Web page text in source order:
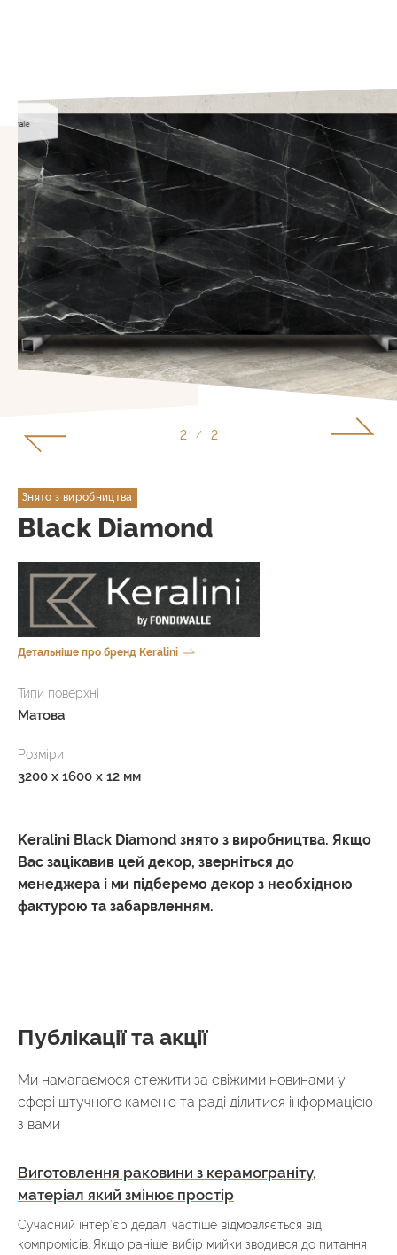
1 / 2
Знято з виробництва
Black Diamond
Детальніше про бренд Keralini
Типи поверхні
Матова
Розміри
3200 x 1600 x 12 мм
Keralini Black Diamond знято з виробництва. Якщо
Вас зацікавив цей декор, зверніться до
менеджера і ми підберемо декор з необхідною
фактурою та забарвленням.
Публікації та акції
Ми намагаємося стежити за свіжими новинами у
сфері штучного каменю та раді ділитися інформацією
з вами
Виготовлення раковини з керамограніту,
матеріал який змінює простір
Сучасний інтер’єр дедалі частіше відмовляється від
компромісів. Якщо раніше вибір мийки зводився до питання